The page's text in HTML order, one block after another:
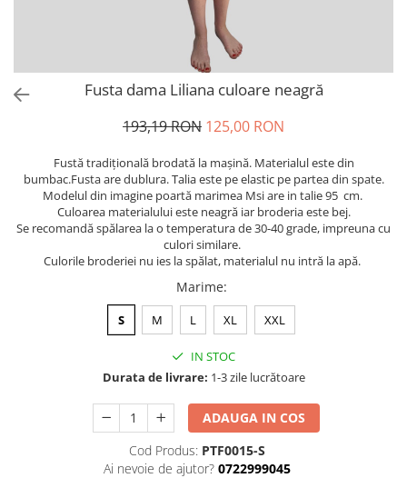
Fusta dama Liliana culoare neagră
193,19 RON 125,00 RON
Fustă tradiţională brodată la maşină. Materialul este din
bumbac.Fusta are dublura. Talia este pe elastic pe partea din spate.
Modelul din imagine poartă marimea Msi are in talie 95 cm.
Culoarea materialului este neagră iar broderia este bej.
Se recomandă spălarea la o temperatura de 30-40 grade, impreuna cu
culori similare.
Culorile broderiei nu ies la spălat, materialul nu intră la apă.
Marime:
S M L XL XXL
IN STOC
Durata de livrare: 1-3 zile lucrătoare
ADAUGA IN COS
Cod Produs: PTF0015-S
Ai nevoie de ajutor? 0722999045